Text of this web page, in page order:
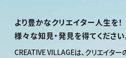
より豊かなクリエイター人生を！
様々な知見・発見を得てください
CREATIVE VILLAGEは、 クリエイター